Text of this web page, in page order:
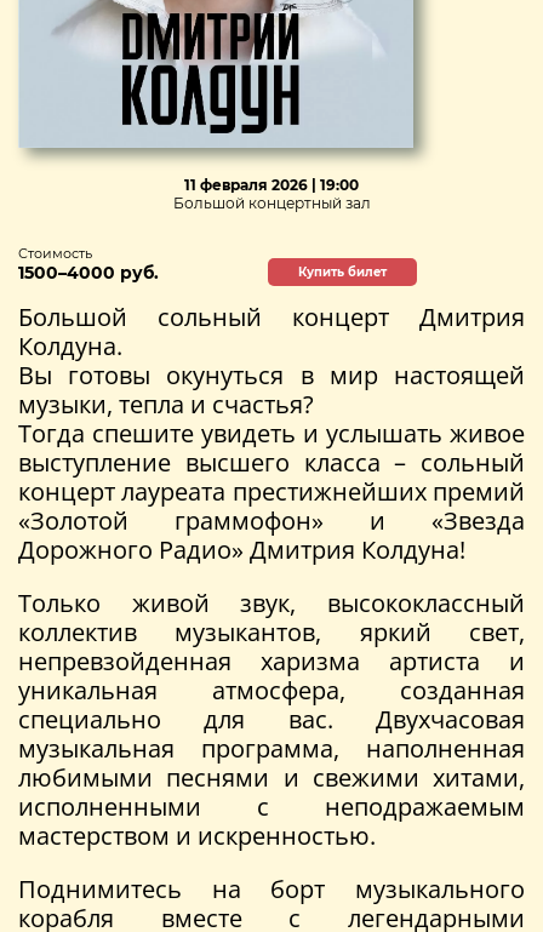
11 февраля 2026 | 19:00
Большой концертный зал
Стоимость
1500–4000 руб. Купить билет
Большой сольный концерт Дмитрия
Колдуна.
Вы готовы окунуться в мир настоящей
музыки, тепла и счастья?
Тогда спешите увидеть и услышать живое
выступление высшего класса – сольный
концерт лауреата престижнейших премий
«Золотой граммофон» и «Звезда
Дорожного Радио» Дмитрия Колдуна!
Только живой звук, высококлассный
коллектив музыкантов, яркий свет,
непревзойденная харизма артиста и
уникальная атмосфера, созданная
специально для вас. Двухчасовая
музыкальная программа, наполненная
любимыми песнями и свежими хитами,
исполненными с неподражаемым
мастерством и искренностью.
Поднимитесь на борт музыкального
корабля вместе с легендарными